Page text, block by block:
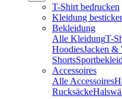
T-Shirt bedrucken
Kleidung
Bekleidung
Alle KleidungT-
HoodiesJacken &
Shorts
Accessoires
Alle Accessoires
Rucksäcke